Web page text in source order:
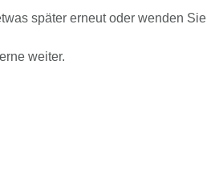
später erneut oder wenden Sie
weiter.